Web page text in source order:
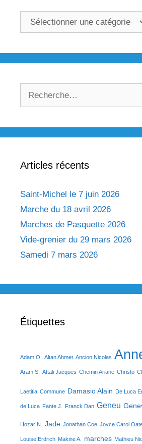
Catégories
Articles récents
Saint-Michel le 7 juin 2026
Marche du 18 avril 2026
Marches de Pasquette 2026
Vide-grenier du 29 mars 2026
Samedi 7 mars 2026
Étiquettes
Adam O. Altan Ahmet Ancion Nicolas
Aram S. Attali Jacques Chemin Ariane Christo
Laetitia Commune Damasio Alain De Luca
de Luca Fante J. Franck Dan Geneu
Hozar N. Jade Jonathan Coe Joyce Carol
Louise Erdrich Makine A. marches Mathieu